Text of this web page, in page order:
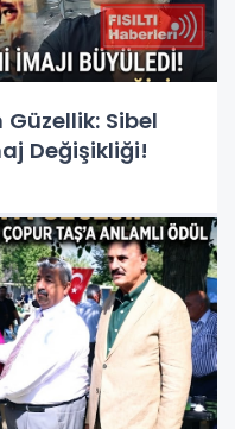
Sibel
Değişikliği!